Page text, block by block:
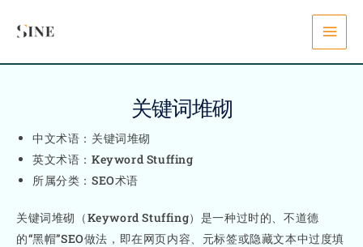
关键词堆砌
中文术语：关键词堆砌
英文术语：Keyword Stuffing
所属分类：SEO术语
关键词堆砌（Keyword Stuffing）是一种过时的、不道德
的“黑帽”SEO做法，即在网页内容、元标签或隐藏文本中过度填